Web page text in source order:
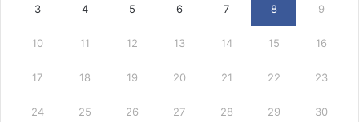
3 4 5 6 7 8 9
10 11 12 13 14 15 16
17 18 19 20 21 22 23
24 25 26 27 28 29 30